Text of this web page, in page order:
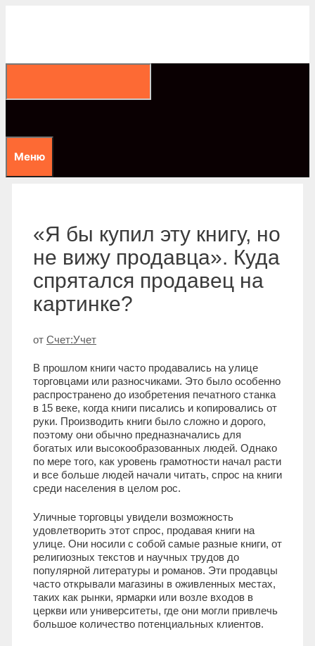
Меню
«Я бы купил эту книгу, но
не вижу продавца». Куда
спрятался продавец на
картинке?
от Счет:Учет
В прошлом книги часто продавались на улице
торговцами или разносчиками. Это было особенно
распространено до изобретения печатного станка
в 15 веке, когда книги писались и копировались от
руки. Производить книги было сложно и дорого,
поэтому они обычно предназначались для
богатых или высокообразованных людей. Однако
по мере того, как уровень грамотности начал расти
и все больше людей начали читать, спрос на книги
среди населения в целом рос.
Уличные торговцы увидели возможность
удовлетворить этот спрос, продавая книги на
улице. Они носили с собой самые разные книги, от
религиозных текстов и научных трудов до
популярной литературы и романов. Эти продавцы
часто открывали магазины в оживленных местах,
таких как рынки, ярмарки или возле входов в
церкви или университеты, где они могли привлечь
большое количество потенциальных клиентов.